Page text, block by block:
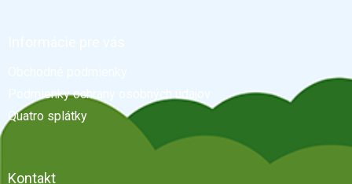
Podmienky ochrany osobných údajov
Quatro splátky
Kontakt